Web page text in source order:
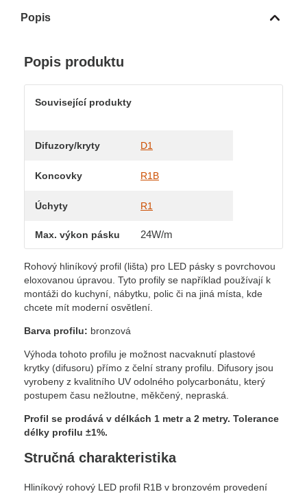
Popis
Popis produktu
Související produkty
Difuzory/kryty D1
Koncovky R1B
Úchyty R1
Max. výkon pásku 24W/m
Rohový hliníkový profil (lišta) pro LED pásky s povrchovou
eloxovanou úpravou. Tyto profily se například používají k
montáži do kuchyní, nábytku, polic či na jiná místa, kde
chcete mít moderní osvětlení.
Barva profilu: bronzová
Výhoda tohoto profilu je možnost nacvaknutí plastové
krytky (difusoru) přímo z čelní strany profilu. Difusory jsou
vyrobeny z kvalitního UV odolného polycarbonátu, který
postupem času nežloutne, měkčený, nepraská.
Profil se prodává v délkách 1 metr a 2 metry. Tolerance
délky profilu ±1%.
Stručná charakteristika
Hliníkový rohový LED profil R1B v bronzovém provedení